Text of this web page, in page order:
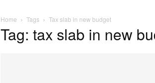
Home Tags Tax slab in new budget
Tag: tax slab in new